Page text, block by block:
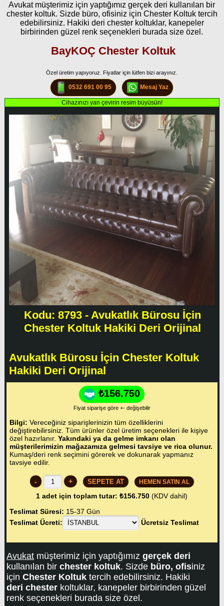
Avukat müşterimiz için yaptığımız gerçek deri kullanılan bir
chester koltuk. Sizde büro, ofisiniz için Chester Koltuk tercih
edebilirsiniz. Hakiki deri chester koltuklar, kanepeler
birbirinden güzel renk seçenekleri burada size özel.
BayKOÇ Chester Koltuk
Özel üretim yapıyoruz. Fiyatlar için lütfen bizi arayınız.
0532 691 00 95 Mesaj Yaz
Cihazınızı yan çevirin resim büyüsün!
Kodu: 8793 - Avukatlık Bürosu İçin
Chester Koltuk Hakiki Deri Orijinal
Avukatlık Bürosu İçin Chester Koltuk
Hakiki Deri Orijinal
₺156.750
Fiyat siparişe göre +- değişebilir
Bilgi: Vereceğiniz siparişlerinizin tüm özelliklerini
değiştirebilirsiniz. Tüm ürünler özel üretim seçenekleri ile kişiye
özel hazırlanır.Yakındaki ya da gelme imkanı olan
müşterilerimizin mağazamıza gelmesi tavsiye ve rica olunur.
Kumaş/deri renk seçimini görerek ve dokunarak yapmanız
tavsiye edilir.
- + HEMEN SATIN AL
1 adet için toplam tutar:₺156.750 (KDV dahil)
Teslimat Süresi: 15-37 Gün
Teslimat Ücreti:
Ücretsiz Teslimat
Avukat müşterimiz için yaptığımızgerçek deri
kullanılan birchester koltuk. Sizde büro, ofisiniz
içinChester Koltuk tercih edebilirsiniz. Hakiki
deri chester koltuklar, kanepeler birbirinden güzel
renk seçenekleri burada size özel.